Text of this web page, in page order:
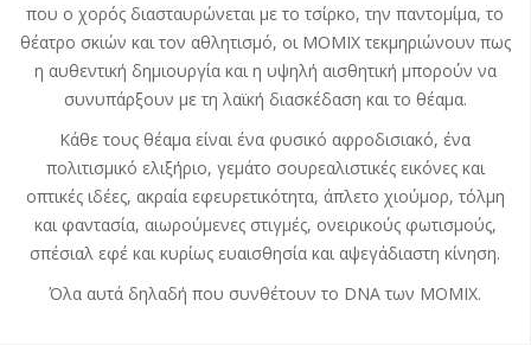
που ο χορός διασταυρώνεται με το τσίρκο, την παντομίμα, το
θέατρο σκιών και τον αθλητισμό, οι ΜΟΜΙΧ τεκμηριώνουν πως
η αυθεντική δημιουργία και η υψηλή αισθητική μπορούν να
συνυπάρξουν με τη λαϊκή διασκέδαση και το θέαμα.
Κάθε τους θέαμα είναι ένα φυσικό αφροδισιακό, ένα
πολιτισμικό ελιξήριο, γεμάτο σουρεαλιστικές εικόνες και
οπτικές ιδέες, ακραία εφευρετικότητα, άπλετο χιούμορ, τόλμη
και φαντασία, αιωρούμενες στιγμές, ονειρικούς φωτισμούς,
σπέσιαλ εφέ και κυρίως ευαισθησία και αψεγάδιαστη κίνηση.
Όλα αυτά δηλαδή που συνθέτουν το DNA των ΜΟΜΙΧ.